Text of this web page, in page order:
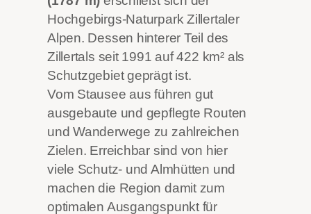
Hochgebirgs-Naturpark Zillertaler
Alpen. Dessen hinterer Teil des
Zillertals seit 1991 auf 422 km² als
Schutzgebiet geprägt ist.
Vom Stausee aus führen gut
ausgebaute und gepflegte Routen
und Wanderwege zu zahlreichen
Zielen. Erreichbar sind von hier
viele Schutz- und Almhütten und
machen die Region damit zum
optimalen Ausgangspunkt für